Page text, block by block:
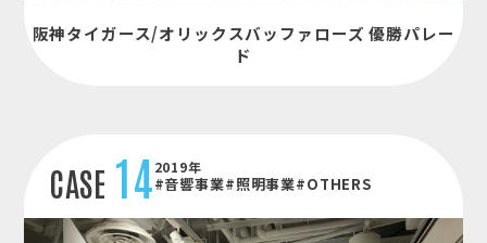
阪神タイガース/オリックスバッファローズ 優勝パレー
ド
CASE 142019年
#音響事業#照明事業#OTHERS